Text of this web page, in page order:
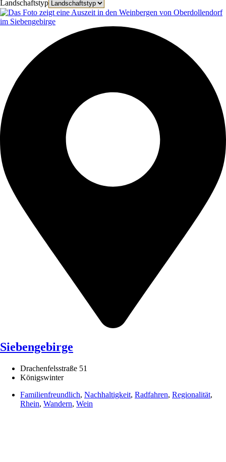
Landschaftstyp
Siebengebirge
Drachenfelsstraße 51
Königswinter
Familienfreundlich, Nachhaltigkeit, Radfahren, Regionalität,
Rhein, Wandern, Wein